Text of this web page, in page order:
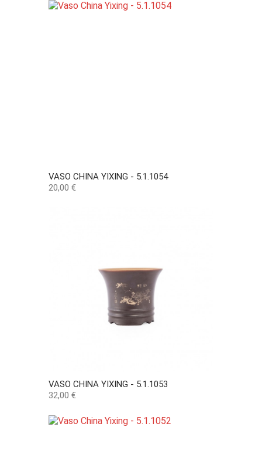
VASO CHINA YIXING - 5.1.1054
Preço
20,00 €
VASO CHINA YIXING - 5.1.1053
Preço
32,00 €